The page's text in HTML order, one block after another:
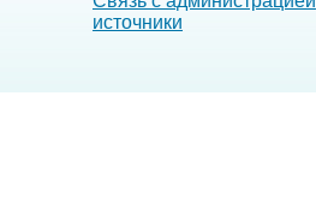
источники